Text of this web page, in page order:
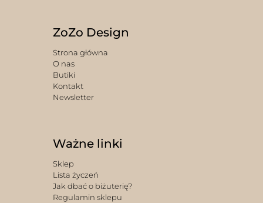
ZoZo Design
Strona główna
O nas
Butiki
Kontakt
Newsletter
Ważne linki
Sklep
Lista życzeń
Jak dbać o biżuterię?
Regulamin sklepu